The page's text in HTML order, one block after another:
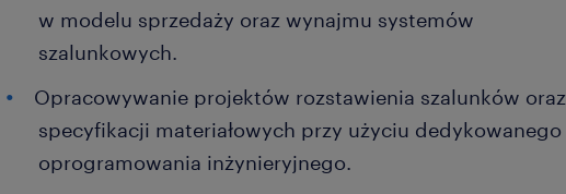
w modelu sprzedaży oraz wynajmu systemów
szalunkowych.
Opracowywanie projektów rozstawienia szalunków oraz
specyfikacji materiałowych przy użyciu dedykowanego
oprogramowania inżynieryjnego.